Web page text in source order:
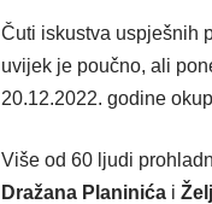
Čuti iskustva uspješnih
uvijek je poučno, ali
20.12.2022. godine
Više od 60 ljudi
Dražana Planinića i